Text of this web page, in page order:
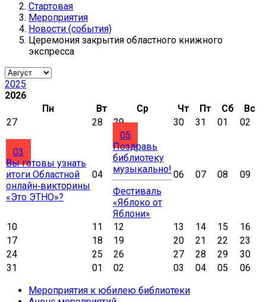
Стартовая
Мероприятия
Новости (события)
Церемония закрытия областного книжного
экспресса
2025
2026
Пн
Вт Ср Чт Пт Сб
Вс
27
28 29 30 31 01 02
03
Вы готовы узнать
итоги Областной
онлайн‑викторины
«Это ЭТНО»?
04
05
Поздравь
библиотеку
музыкально!
Фестиваль
«Яблоко от
Яблони»
06 07 08 09
10 11 12 13 14 15
16
17
18 19 20 21 22
23
24
25 26 27 28 29
30
31
01 02 03 04 05
06
Мероприятия к юбилею библиотеки